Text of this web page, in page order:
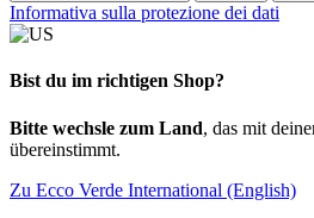
Informativa sulla protezione dei dati
Bist du im richtigen Shop?
Bitte wechsle zum Land, das mit
übereinstimmt.
Zu Ecco Verde International (English)